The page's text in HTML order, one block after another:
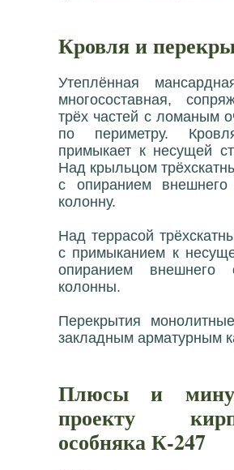
Кровля и
Утеплённая
многосоставная,
трёх частей с ломаным
по периметру.
примыкает к несущей
Над крыльцом
с опиранием
колонну.
Над террасой
с примыканием к
опиранием внешнего
колонны.
Перекрытия
закладным арматурным
Плюсы и
проекту
особняка К-247